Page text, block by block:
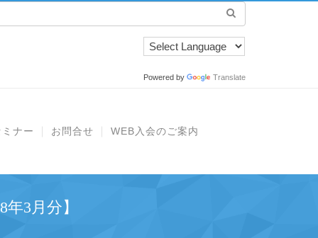
Powered by Translate
ナー お問合せ WEB入会のご案内
3月分】